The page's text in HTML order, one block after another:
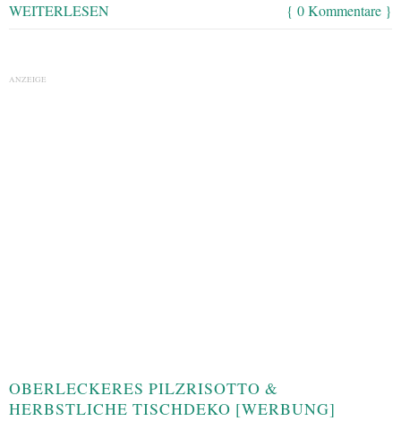
WEITERLESEN { 0 Kommentare }
ANZEIGE
OBERLECKERES PILZRISOTTO &
HERBSTLICHE TISCHDEKO [WERBUNG]